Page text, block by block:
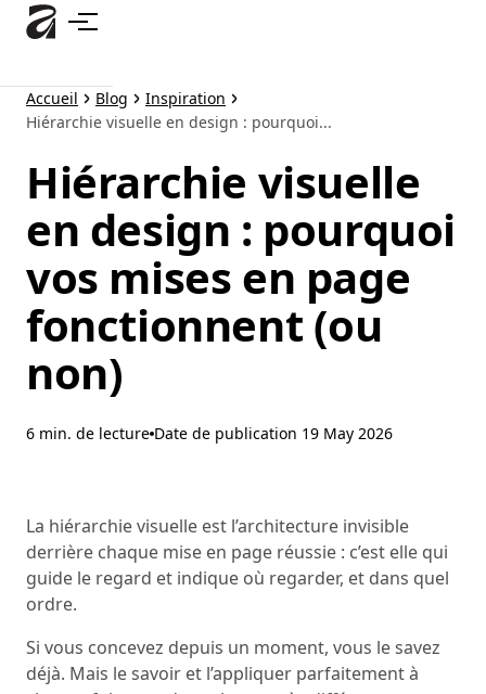
Accéder
principal
Accueil Blog
Inspiration
Hiérarchie visuelle en design : pourquoi...
Hiérarchie visuelle
en design : pourquoi
vos mises en page
fonctionnent (ou
non)
6 min. de lecture Date de publication 19 May 2026
La hiérarchie visuelle est l’architecture invisible
derrière chaque mise en page réussie : c’est elle qui
guide le regard et indique où regarder, et dans quel
ordre.
Si vous concevez depuis un moment, vous le savez
déjà. Mais le savoir et l’appliquer parfaitement à